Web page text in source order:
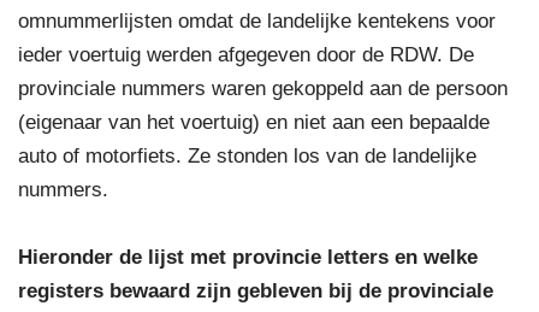
omnummerlijsten omdat de landelijke kentekens voor
ieder voertuig werden afgegeven door de RDW. De
provinciale nummers waren gekoppeld aan de persoon
(eigenaar van het voertuig) en niet aan een bepaalde
auto of motorfiets. Ze stonden los van de landelijke
nummers.
Hieronder de lijst met provincie letters en welke
registers bewaard zijn gebleven bij de provinciale